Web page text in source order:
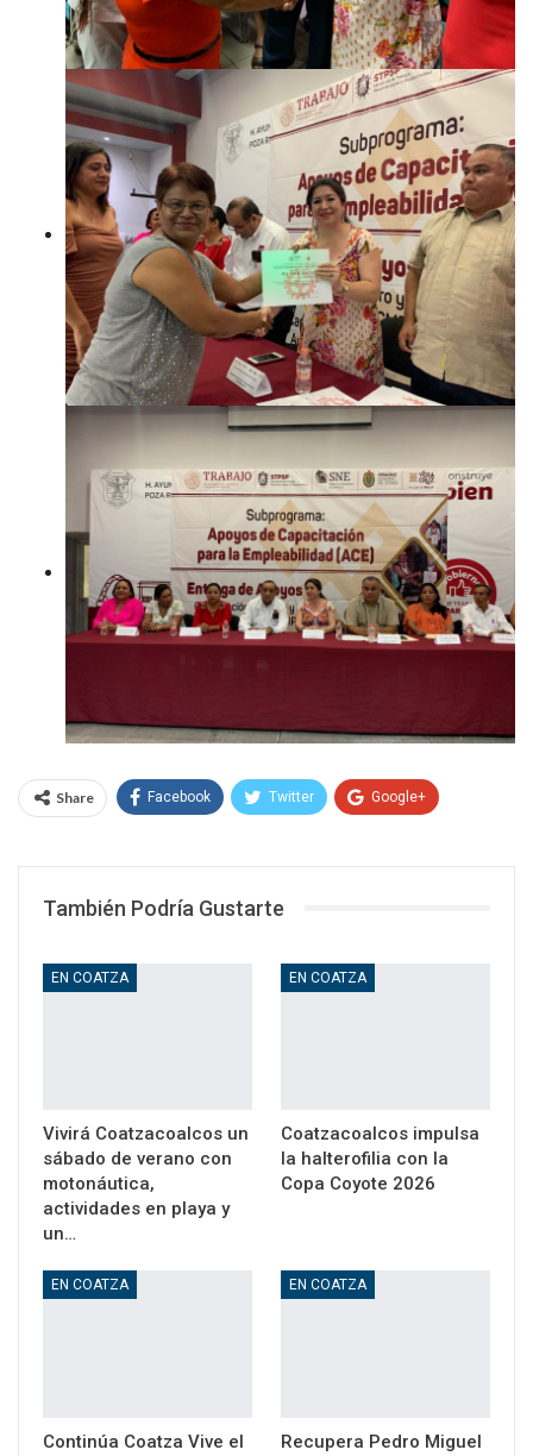
Share Facebook Twitter Google+
También Podría Gustarte
EN COATZA
Vivirá Coatzacoalcos un
sábado de verano con
motonáutica,
actividades en playa y
un…
EN COATZA
Coatzacoalcos impulsa
la halterofilia con la
Copa Coyote 2026
EN COATZA
Continúa Coatza Vive el
EN COATZA
Recupera Pedro Miguel